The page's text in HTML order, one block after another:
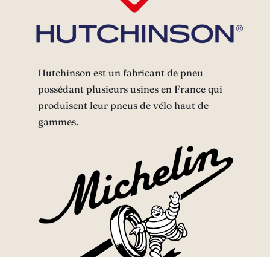
Hutchinson est un fabricant de pneu
possédant plusieurs usines en France qui
produisent leur pneus de vélo haut de
gammes.